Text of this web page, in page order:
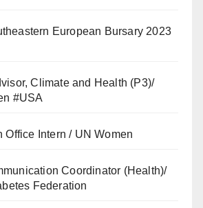
European Bursary 2023
Climate and Health (P3)/
#USA
Office Intern / UN Women
Coordinator (Health)/
Federation